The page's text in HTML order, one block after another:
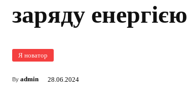
заряду енергією
Я новатор
By admin 28.06.2024